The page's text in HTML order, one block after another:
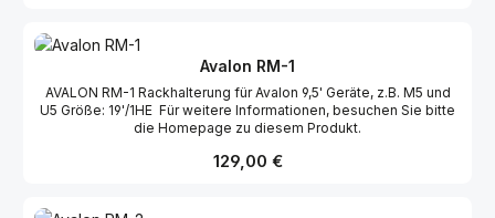
Avalon RM-1
AVALON RM-1 Rackhalterung für Avalon 9,5' Geräte, z.B. M5 und
U5 Größe: 19'/1HE Für weitere Informationen, besuchen Sie bitte
die Homepage zu diesem Produkt.
Regulärer Preis:
129,00 €